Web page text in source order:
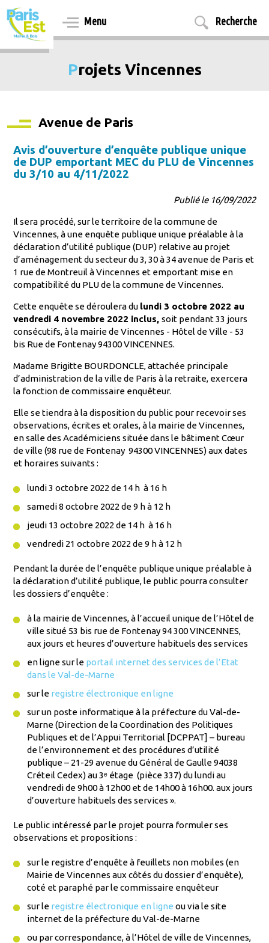
Aller
au
contenu
principal
Menu Recherche
Projets Vincennes
Avenue de Paris
Avis d’ouverture d’enquête publique unique
de DUP emportant MEC du PLU de Vincennes
du 3/10 au 4/11/2022
Publié le 16/09/2022
Il sera procédé, sur le territoire de la commune de
Vincennes, à une enquête publique unique préalable à la
déclaration d’utilité publique (DUP) relative au projet
d’aménagement du secteur du 3, 30 à 34 avenue de Paris et
1 rue de Montreuil à Vincennes et emportant mise en
compatibilité du PLU de la commune de Vincennes.
Cette enquête se déroulera du lundi 3 octobre 2022 au
vendredi 4 novembre 2022 inclus,soit pendant 33 jours
consécutifs, à la mairie de Vincennes - Hôtel de Ville - 53
bis Rue de Fontenay 94300 VINCENNES.
Madame Brigitte BOURDONCLE, attachée principale
d’administration de la ville de Paris à la retraite, exercera
la fonction de commissaire enquêteur.
Elle se tiendra à la disposition du public pour recevoir ses
observations, écrites et orales, à la mairie de Vincennes,
en salle des Académiciens située dans le bâtiment Cœur
de ville (98 rue de Fontenay 94300 VINCENNES) aux dates
et horaires suivants :
lundi 3 octobre 2022 de 14 h à 16 h
samedi 8 octobre 2022 de 9 h à 12 h
jeudi 13 octobre 2022 de 14 h à 16 h
vendredi 21 octobre 2022 de 9 h à 12 h
Pendant la durée de l’enquête publique unique préalable à
la déclaration d’utilité publique, le public pourra consulter
les dossiers d’enquête :
à la mairie de Vincennes, à l’accueil unique de l’Hôtel de
ville situé 53 bis rue de Fontenay 94 300 VINCENNES,
aux jours et heures d’ouverture habituels des services
en ligne sur le portail internet des services de l’Etat
dans le Val-de-Marne
sur le registre électronique en ligne
sur un poste informatique à la préfecture du Val-de-
Marne (Direction de la Coordination des Politiques
Publiques et de l’Appui Territorial [DCPPAT] – bureau
de l’environnement et des procédures d’utilité
publique – 21-29 avenue du Général de Gaulle 94038
Créteil Cedex) au 3ᵉ étage (pièce 337) du lundi au
vendredi de 9h00 à 12h00 et de 14h00 à 16h00. aux jours
d’ouverture habituels des services ».
Le public intéressé par le projet pourra formuler ses
observations et propositions :
sur le registre d’enquête à feuillets non mobiles (en
Mairie de Vincennes aux côtés du dossier d’enquête),
coté et paraphé par le commissaire enquêteur
sur le registre électronique en ligne ou via le site
internet de la préfecture du Val-de-Marne
ou par correspondance, à l’Hôtel de ville de Vincennes,